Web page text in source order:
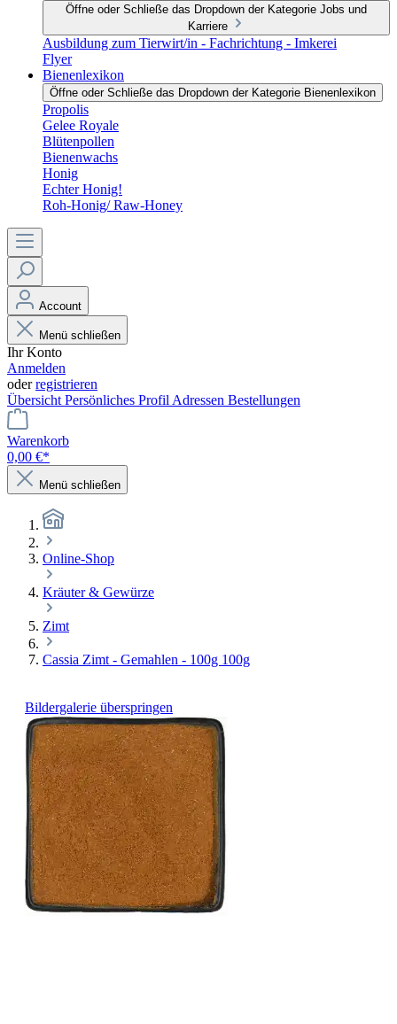
Öffne oder Schließe das Dropdown der Kategorie Jobs und
Karriere
Ausbildung zum Tierwirt/in - Fachrichtung - Imkerei
Flyer
Bienenlexikon
Öffne oder Schließe das Dropdown der Kategorie Bienenlexikon
Propolis
Gelee Royale
Blütenpollen
Bienenwachs
Honig
Echter Honig!
Roh-Honig/ Raw-Honey
Account
Menü schließen
Ihr Konto
Anmelden
oderregistrieren
Übersicht Persönliches Profil Adressen Bestellungen
Warenkorb
0,00 €*
Menü schließen
Online-Shop
Kräuter & Gewürze
Zimt
Cassia Zimt - Gemahlen - 100g 100g
Bildergalerie überspringen